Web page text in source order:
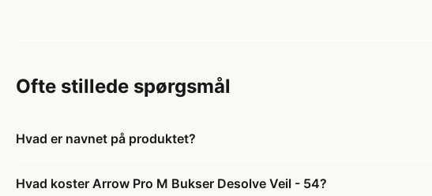
Ofte stillede spørgsmål
Hvad er navnet på produktet?
Hvad koster Arrow Pro M Bukser Desolve Veil - 54?